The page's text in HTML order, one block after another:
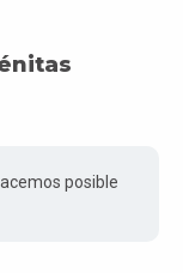
posible